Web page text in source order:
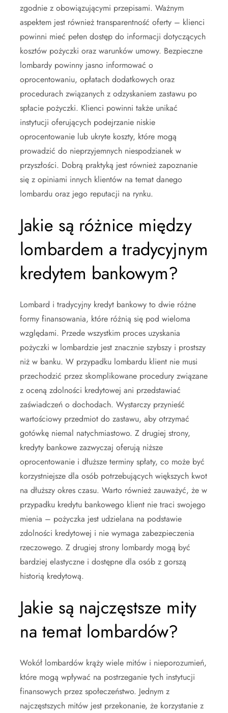
zgodnie z obowiązującymi przepisami. Ważnym
aspektem jest również transparentność oferty – klienci
powinni mieć pełen dostęp do informacji dotyczących
kosztów pożyczki oraz warunków umowy. Bezpieczne
lombardy powinny jasno informować o
oprocentowaniu, opłatach dodatkowych oraz
procedurach związanych z odzyskaniem zastawu po
spłacie pożyczki. Klienci powinni także unikać
instytucji oferujących podejrzanie niskie
oprocentowanie lub ukryte koszty, które mogą
prowadzić do nieprzyjemnych niespodzianek w
przyszłości. Dobrą praktyką jest również zapoznanie
się z opiniami innych klientów na temat danego
lombardu oraz jego reputacji na rynku.
Jakie są różnice między
lombardem a tradycyjnym
kredytem bankowym?
Lombard i tradycyjny kredyt bankowy to dwie różne
formy finansowania, które różnią się pod wieloma
względami. Przede wszystkim proces uzyskania
pożyczki w lombardzie jest znacznie szybszy i prostszy
niż w banku. W przypadku lombardu klient nie musi
przechodzić przez skomplikowane procedury związane
z oceną zdolności kredytowej ani przedstawiać
zaświadczeń o dochodach. Wystarczy przynieść
wartościowy przedmiot do zastawu, aby otrzymać
gotówkę niemal natychmiastowo. Z drugiej strony,
kredyty bankowe zazwyczaj oferują niższe
oprocentowanie i dłuższe terminy spłaty, co może być
korzystniejsze dla osób potrzebujących większych kwot
na dłuższy okres czasu. Warto również zauważyć, że w
przypadku kredytu bankowego klient nie traci swojego
mienia – pożyczka jest udzielana na podstawie
zdolności kredytowej i nie wymaga zabezpieczenia
rzeczowego. Z drugiej strony lombardy mogą być
bardziej elastyczne i dostępne dla osób z gorszą
historią kredytową.
Jakie są najczęstsze mity
na temat lombardów?
Wokół lombardów krąży wiele mitów i nieporozumień,
które mogą wpływać na postrzeganie tych instytucji
finansowych przez społeczeństwo. Jednym z
najczęstszych mitów jest przekonanie, że korzystanie z